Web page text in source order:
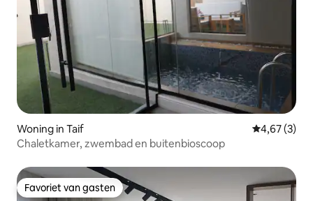
Woning in Taif
4,67 (3)
Chaletkamer, zwembad en buitenbioscoop
Favoriet van gasten
Favoriet van gasten